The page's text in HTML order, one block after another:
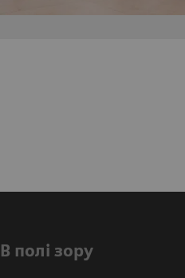
В полі зору